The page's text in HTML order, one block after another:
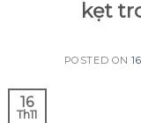
kẹt
POSTED ON
16
Th11